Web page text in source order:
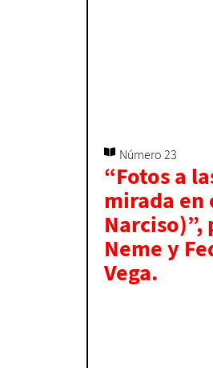
Número 23
“Fotos a
mirada en
Narciso)”,
Neme y
Vega.